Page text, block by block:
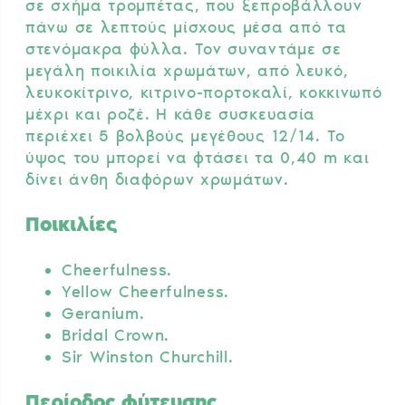
σε σχήμα τρομπέτας, που ξεπροβάλλουν
πάνω σε λεπτούς μίσχους μέσα από τα
στενόμακρα φύλλα. Τον συναντάμε σε
μεγάλη ποικιλία χρωμάτων, από λευκό,
λευκοκίτρινο, κιτρινο-πορτοκαλί, κοκκινωπό
μέχρι και ροζέ. Η κάθε συσκευασία
περιέχει 5 βολβούς μεγέθους 12/14. Το
ύψος του μπορεί να φτάσει τα 0,40 m και
δίνει άνθη διαφόρων χρωμάτων.
Ποικιλίες
Cheerfulness.
Yellow Cheerfulness.
Geranium.
Bridal Crown.
Sir Winston Churchill.